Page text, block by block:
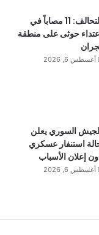
التحالف: 11 مصاباً في
حوثى على منطقة
أغسطس 6, 2026
السوري يعلن
استنفار عسكري
إعلان الأسباب
أغسطس 6, 2026